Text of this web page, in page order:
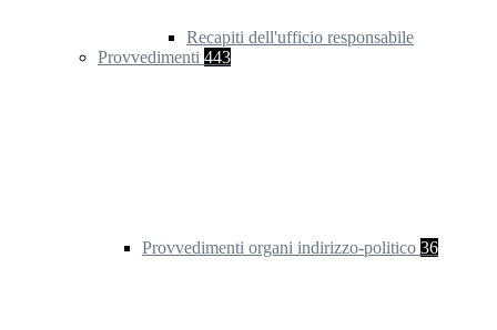
Recapiti dell'ufficio responsabile
Provvedimenti 443
Provvedimenti organi indirizzo-politico 36